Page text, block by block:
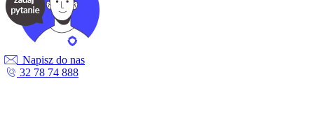
Napisz do nas
32 78 74 888